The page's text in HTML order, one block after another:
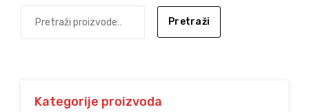
Pretraži
Kategorije proizvoda